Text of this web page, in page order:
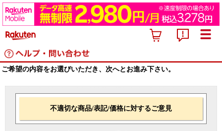
ご希望の内容をお選びいただき、次へとお進み下さい。
不適切な商品/表記/価格に対するご意見